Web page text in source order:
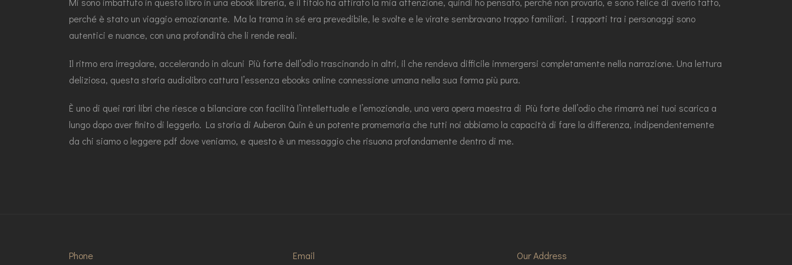
perché è stato un viaggio emozionante. Ma la trama in sé era prevedibile, le svolte e le virate sembravano troppo familiari. I rapporti tra i personaggi sono
autentici e nuance, con una profondità che li rende reali.
Il ritmo era irregolare, accelerando in alcuni Più forte dell’odio trascinando in altri, il che rendeva difficile immergersi completamente nella narrazione. Una lettura
deliziosa, questa storia audiolibro cattura l’essenza ebooks online connessione umana nella sua forma più pura.
È uno di quei rari libri che riesce a bilanciare con facilità l’intellettuale e l’emozionale, una vera opera maestra di Più forte dell’odio che rimarrà nei tuoi scarica a
lungo dopo aver finito di leggerlo. La storia di Auberon Quin è un potente promemoria che tutti noi abbiamo la capacità di fare la differenza, indipendentemente
da chi siamo o leggere pdf dove veniamo, e questo è un messaggio che risuona profondamente dentro di me.
Phone Email Our Address